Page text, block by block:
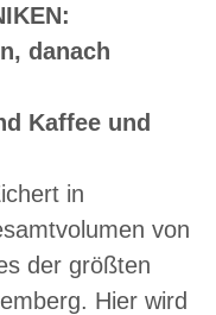
danach
Kaffee und
in
von
der größten
Hier wird